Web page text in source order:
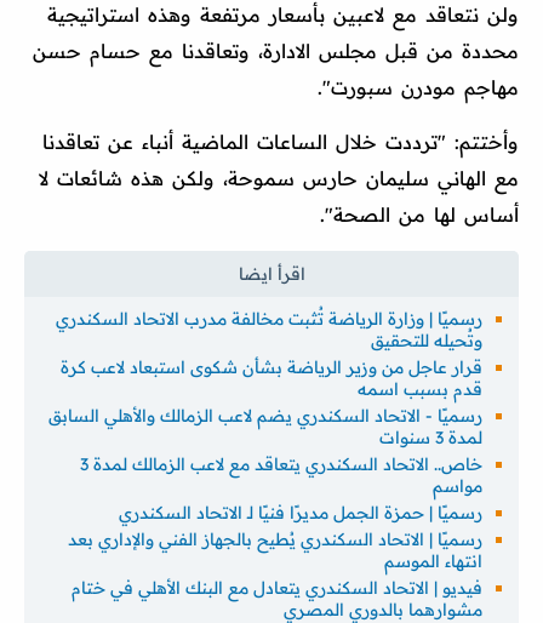
ولن نتعاقد مع لاعبين بأسعار مرتفعة وهذه استراتيجية
محددة من قبل مجلس الادارة، وتعاقدنا مع حسام حسن
مهاجم مودرن سبورت".
وأختتم: "ترددت خلال الساعات الماضية أنباء عن تعاقدنا
مع الهاني سليمان حارس سموحة، ولكن هذه شائعات لا
أساس لها من الصحة".
رسميًا | وزارة الرياضة تُثبت مخالفة مدرب الاتحاد السكندري
وتُحيله للتحقيق
قرار عاجل من وزير الرياضة بشأن شكوى استبعاد لاعب كرة
قدم بسبب اسمه
رسميًا - الاتحاد السكندري يضم لاعب الزمالك والأهلي السابق
لمدة 3 سنوات
خاص.. الاتحاد السكندري يتعاقد مع لاعب الزمالك لمدة 3
مواسم
رسميًا | حمزة الجمل مديرًا فنيًا لـ الاتحاد السكندري
رسميًا | الاتحاد السكندري يُطيح بالجهاز الفني والإداري بعد
انتهاء الموسم
فيديو | الاتحاد السكندري يتعادل مع البنك الأهلي في ختام
مشوارهما بالدوري المصري